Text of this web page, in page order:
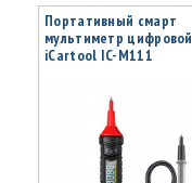
Портативный смарт
мультиметр цифровой
iCartool IC-M111